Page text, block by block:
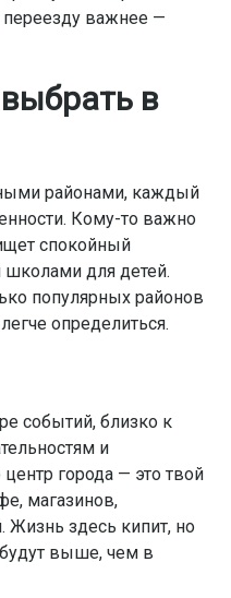
важнее —
в
районами, каждый
Кому-то важно
спокойный
для детей.
популярных районов
определиться.
событий, близко к
и
города — это твой
магазинов,
Жизнь здесь кипит, но
выше, чем в